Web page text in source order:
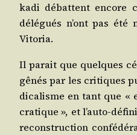
ka­di débattent encore
délé­gués n’ont pas été
Vitoria.
Il parait que quelques
gênés par les cri­tiques
di­ca­lisme en tant que «
cra­tique », et l’au­to-
recons­truc­tion